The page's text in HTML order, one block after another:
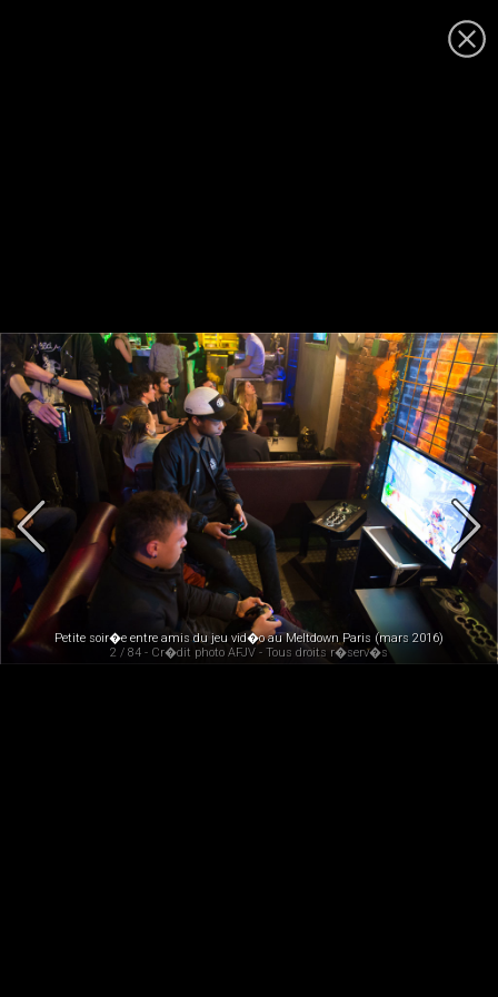
Petite soir�e entre amis du jeu vid�o au Meltdown Paris (mars 2016)
2 / 84 - Cr�dit photo AFJV - Tous droits r�serv�s